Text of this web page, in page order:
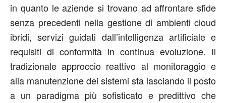
in quanto le aziende si trovano ad affrontare sfide
senza precedenti nella gestione di ambienti cloud
ibridi, servizi guidati dall’intelligenza artificiale e
requisiti di conformità in continua evoluzione. Il
tradizionale approccio reattivo al monitoraggio e
alla manutenzione dei sistemi sta lasciando il posto
a un paradigma più sofisticato e predittivo che